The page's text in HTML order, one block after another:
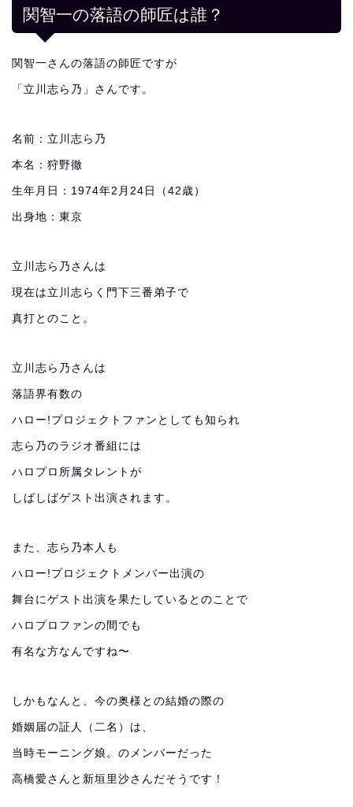
関智一の落語の師匠は誰？
関智一さんの落語の師匠ですが
「立川志ら乃」さんです。
名前：立川志ら乃
本名：狩野徹
生年月日：1974年2月24日（42歳）
出身地：東京
立川志ら乃さんは
現在は立川志らく門下三番弟子で
真打とのこと。
立川志ら乃さんは
落語界有数の
ハロー!プロジェクトファンとしても知られ
志ら乃のラジオ番組には
ハロプロ所属タレントが
しばしばゲスト出演されます。
また、志ら乃本人も
ハロー!プロジェクトメンバー出演の
舞台にゲスト出演を果たしているとのことで
ハロプロファンの間でも
有名な方なんですね〜
しかもなんと、今の奥様との結婚の際の
婚姻届の証人（二名）は、
当時モーニング娘。のメンバーだった
高橋愛さんと新垣里沙さんだそうです！